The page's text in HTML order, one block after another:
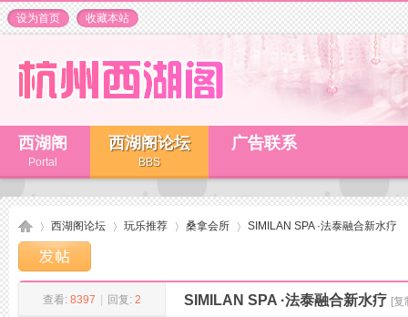
设为首页 收藏本站
西湖阁
Portal
西湖阁论坛
BBS
广告联系
西湖阁论坛
›
玩乐推荐 桑拿会所
›
SIMILAN SPA ·法泰融合新水疗
查看: 8397 回复: 2 SIMILAN SPA ·法泰融合新水疗 [复